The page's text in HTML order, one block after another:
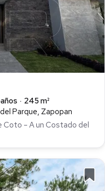
245 m²
Parque, Zapopan
Coto – A un Costado del